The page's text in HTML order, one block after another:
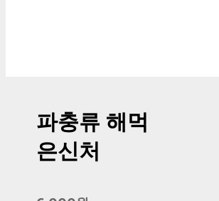
파충류 해먹
은신처